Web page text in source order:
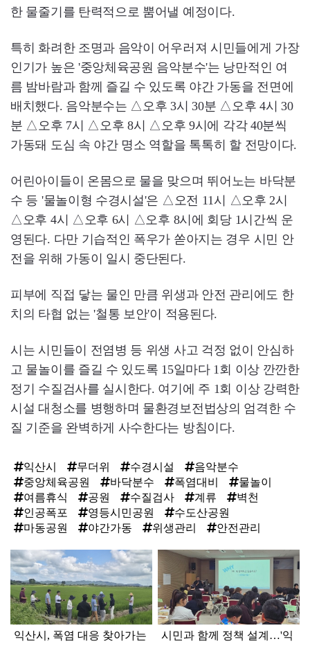
한 물줄기를 탄력적으로 뿜어낼 예정이다.
특히 화려한 조명과 음악이 어우러져 시민들에게 가장
인기가 높은 '중앙체육공원 음악분수'는 낭만적인 여
름 밤바람과 함께 즐길 수 있도록 야간 가동을 전면에
배치했다. 음악분수는 △오후 3시 30분 △오후 4시 30
분 △오후 7시 △오후 8시 △오후 9시에 각각 40분씩
가동돼 도심 속 야간 명소 역할을 톡톡히 할 전망이다.
어린아이들이 온몸으로 물을 맞으며 뛰어노는 바닥분
수 등 '물놀이형 수경시설'은 △오전 11시 △오후 2시
△오후 4시 △오후 6시 △오후 8시에 회당 1시간씩 운
영된다. 다만 기습적인 폭우가 쏟아지는 경우 시민 안
전을 위해 가동이 일시 중단된다.
피부에 직접 닿는 물인 만큼 위생과 안전 관리에도 한
치의 타협 없는 '철통 보안'이 적용된다.
시는 시민들이 전염병 등 위생 사고 걱정 없이 안심하
고 물놀이를 즐길 수 있도록 15일마다 1회 이상 깐깐한
정기 수질검사를 실시한다. 여기에 주 1회 이상 강력한
시설 대청소를 병행하며 물환경보전법상의 엄격한 수
질 기준을 완벽하게 사수한다는 방침이다.
익산시 무더위 수경시설
음악분수
중앙체육공원
바닥분수 폭염대비
물놀이
여름휴식
공원 수질검사 계류
벽천
인공폭포
영등시민공원
수도산공원
마동공원
야간가동 위생관리 안전관리
탑
라
인
익산시, 폭염 대응 찾아가는
시민과 함께 정책 설계…'익